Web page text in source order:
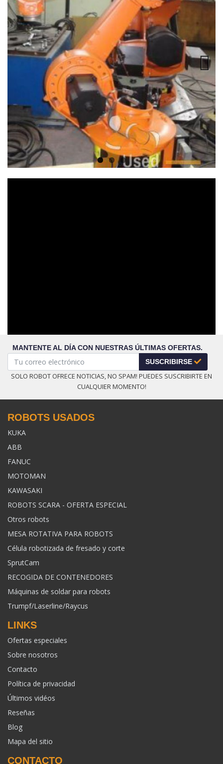
Next
MANTENTE AL DÍA CON NUESTRAS ÚLTIMAS OFERTAS.
SUSCRIBIRSE
SOLO ROBOT OFRECE NOTICIAS, NO SPAM! PUEDES SUSCRIBIRTE EN
CUALQUIER MOMENTO!
ROBOTS USADOS
KUKA
ABB
FANUC
MOTOMAN
KAWASAKI
ROBOTS SCARA - OFERTA ESPECIAL
Otros robots
MESA ROTATIVA PARA ROBOTS
Célula robotizada de fresado y corte
SprutCam
RECOGIDA DE CONTENEDORES
Máquinas de soldar para robots
Trumpf/Laserline/Raycus
LINKS
Ofertas especiales
Sobre nosotros
Contacto
Política de privacidad
Últimos vidéos
Reseñas
Blog
Mapa del sitio
CONTACTO